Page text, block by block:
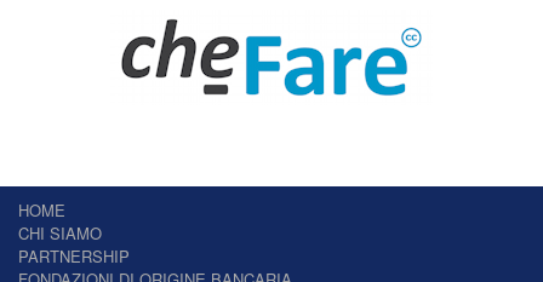
HOME
CHI SIAMO
PARTNERSHIP